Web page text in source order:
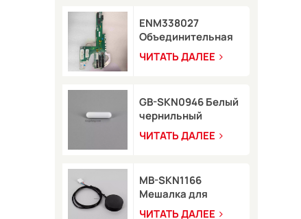
ENM338027
Объединительная
плата в сборе для
принтера Markem-
ЧИТАТЬ ДАЛЕЕ
GB-SKN0946 Белый
чернильный
стержень для
струйного принтера
ЧИТАТЬ ДАЛЕЕ
MB-SKN1166
Мешалка для
пигментов Rottweil
ЧИТАТЬ ДАЛЕЕ